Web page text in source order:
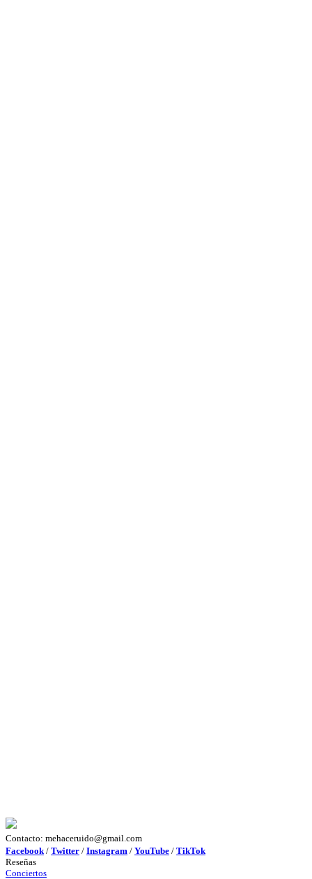
Contacto: mehaceruido@gmail.com
Facebook / Twitter / Instagram / YouTube / TikTok
Reseñas
Conciertos